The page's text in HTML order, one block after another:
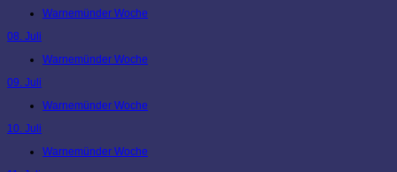
Warnemünder Woche
08. Juli
Warnemünder Woche
09. Juli
Warnemünder Woche
10. Juli
Warnemünder Woche